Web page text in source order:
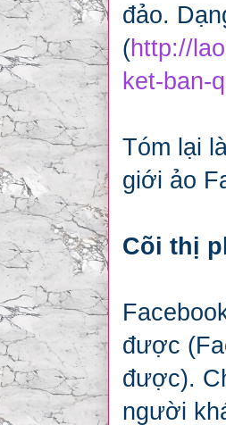
đảo.
(http://
ket-ban-
Tóm lại
giới ảo
Cõi thị
được
được).
người